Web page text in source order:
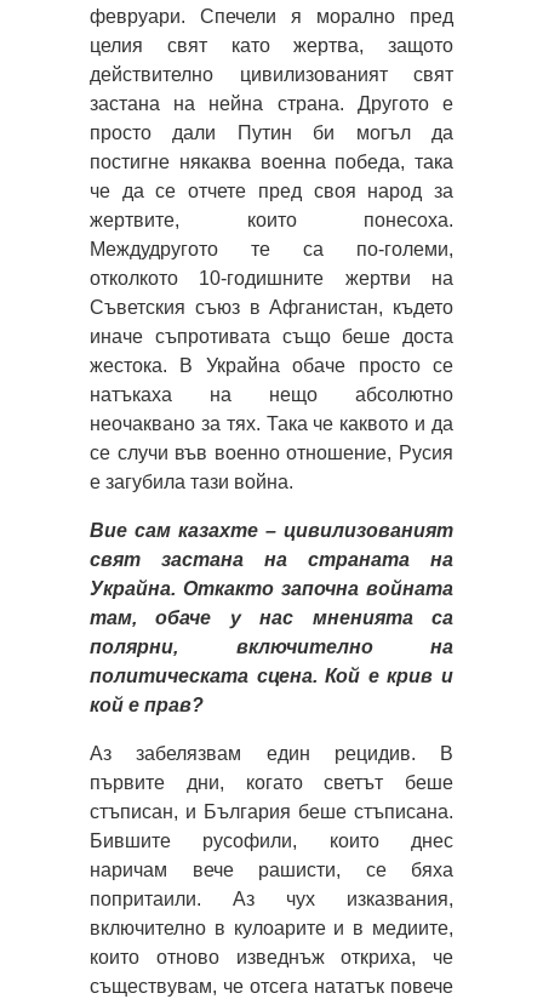
февруари. Спечели я морално пред
целия свят като жертва, защото
действително цивилизованият свят
застана на нейна страна. Другото е
просто дали Путин би могъл да
постигне някаква военна победа, така
че да се отчете пред своя народ за
жертвите, които понесоха.
Междудругото те са по-големи,
отколкото 10-годишните жертви на
Съветския съюз в Афганистан, където
иначе съпротивата също беше доста
жестока. В Украйна обаче просто се
натъкаха на нещо абсолютно
неочаквано за тях. Така че каквото и да
се случи във военно отношение, Русия
е загубила тази война.
Вие сам казахте – цивилизованият
свят застана на страната на
Украйна. Откакто започна войната
там, обаче у нас мненията са
полярни, включително на
политическата сцена. Кой е крив и
кой е прав?
Аз забелязвам един рецидив. В
първите дни, когато светът беше
стъписан, и България беше стъписана.
Бившите русофили, които днес
наричам вече рашисти, се бяха
попритаили. Аз чух изказвания,
включително в кулоарите и в медиите,
които отново изведнъж откриха, че
съществувам, че отсега нататък повече